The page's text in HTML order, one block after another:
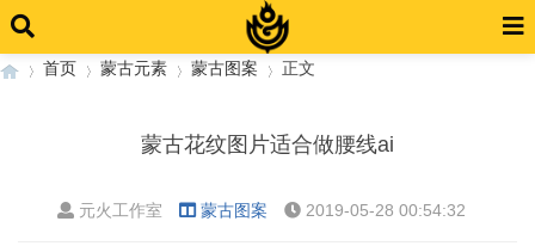
首页 蒙古元素 蒙古图案 正文
蒙古花纹图片适合做腰线ai
元火工作室 蒙古图案 2019-05-28 00:54:32